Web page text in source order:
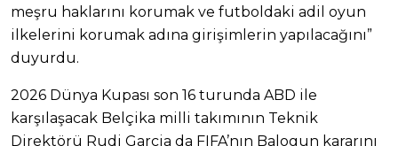
meşru haklarını korumak ve futboldaki adil oyun
ilkelerini korumak adına girişimlerin yapılacağını”
duyurdu.
2026 Dünya Kupası son 16 turunda ABD ile
karşılaşacak Belçika milli takımının Teknik
Direktörü Rudi Garcia da FIFA’nın Balogun kararını